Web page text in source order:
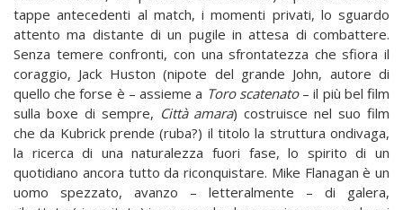
tappe antecedenti al match, i momenti privati, lo sguardo
attento ma distante di un pugile in attesa di combattere.
Senza temere confronti, con una sfrontatezza che sfiora il
coraggio, Jack Huston (nipote del grande John, autore di
quello che forse è – assieme a Toro scatenato– il più bel film
sulla boxe di sempre, Città amara) costruisce nel suo film
che da Kubrick prende (ruba?) il titolo la struttura ondivaga,
la ricerca di una naturalezza fuori fase, lo spirito di un
quotidiano ancora tutto da riconquistare. Mike Flanagan è un
uomo spezzato, avanzo – letteralmente – di galera,